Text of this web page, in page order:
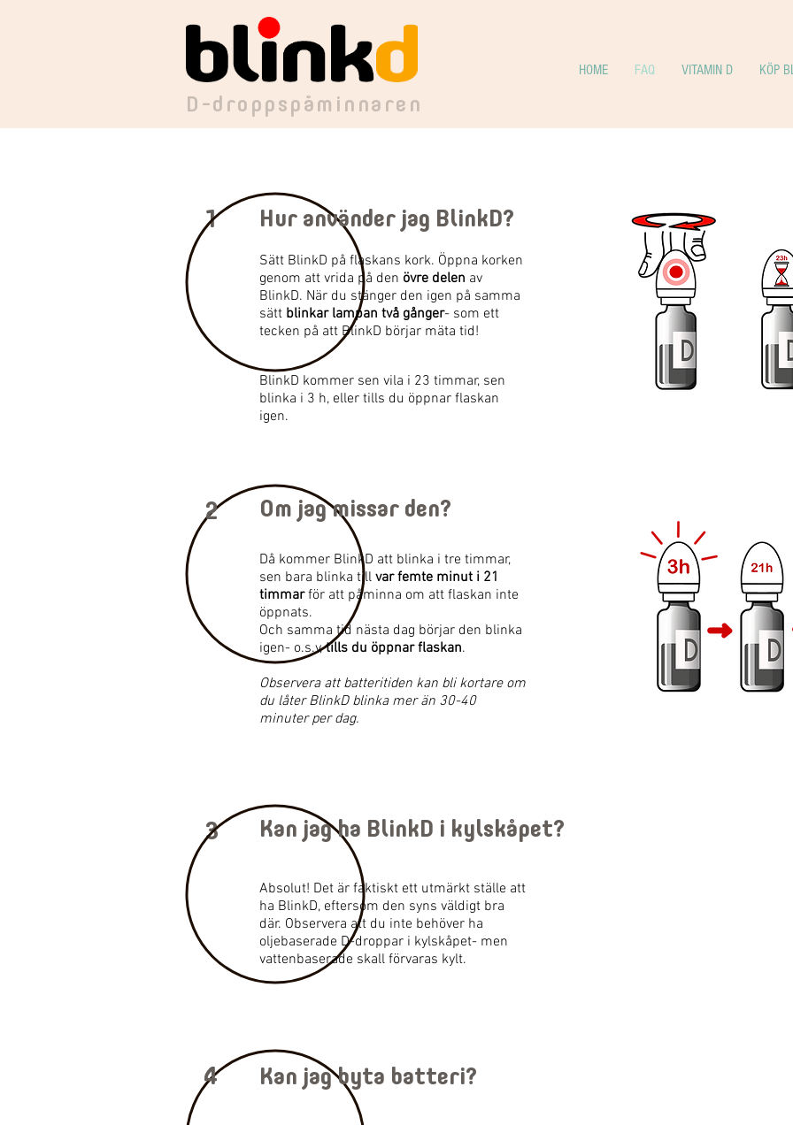
D-droppspåminnaren
HOME FAQ VITAMIN D KÖP
1 Hur använder jag BlinkD?
Sätt BlinkD på flaskans kork. Öppna korken
genom att vrida på den övre delen av
BlinkD. När du stänger den igen på samma
sätt blinkar lampan två gånger- som ett
tecken på att BlinkD börjar mäta tid!
BlinkD kommer sen vila i 23 timmar, sen
blinka i 3 h, eller tills du öppnar flaskan
igen.
2 Om jag missar den?
Då kommer BlinkD att blinka i tre timmar,
sen bara blinka till var femte minut i 21
timmarför att påminna om att flaskan inte
öppnats.
Och samma tid nästa dag börjar den blinka
igen- o.s.v,tills du öppnar flaskan.
Observera att batteritiden kan bli kortare om
du låter BlinkD blinka mer än 30-40
minuter per dag.
3 Kan jag ha BlinkD i kylskåpet?
Absolut! Det är faktiskt ett utmärkt ställe att
ha BlinkD, eftersom den syns väldigt bra
där. Observera att du inte behöver ha
oljebaserade D-droppar i kylskåpet- men
vattenbaserade skall förvaras kylt.
4 Kan jag byta batteri?